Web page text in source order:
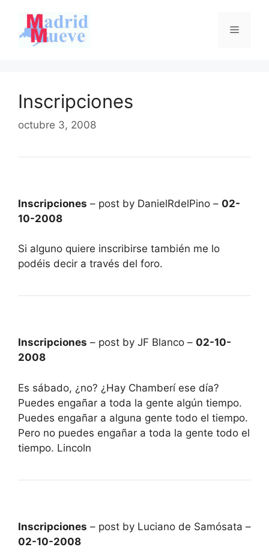
contenido
Menú
Inscripciones
octubre 3, 2008
Inscripciones – post by DanielRdelPino – 02-
10-2008
Si alguno quiere inscribirse también me lo
podéis decir a través del foro.
Inscripciones – post by JF Blanco – 02-10-
2008
Es sábado, ¿no? ¿Hay Chamberí ese día?
Puedes engañar a toda la gente algún tiempo.
Puedes engañar a alguna gente todo el tiempo.
Pero no puedes engañar a toda la gente todo el
tiempo. Lincoln
Inscripciones – post by Luciano de Samósata –
02-10-2008